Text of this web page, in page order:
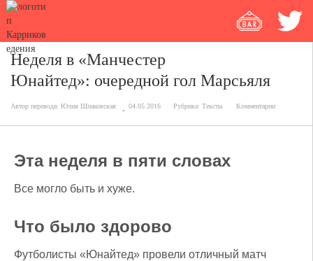
Неделя в «Манчестер
Юнайтед»: очередной гол Марсьяля
Автор перевода: Юлия Шпаковская 04.05.2016 Рубрика: Тексты Комментарии
Эта неделя в пяти словах
Все могло быть и хуже.
Что было здорово
Футболисты «Юнайтед» провели отличный матч